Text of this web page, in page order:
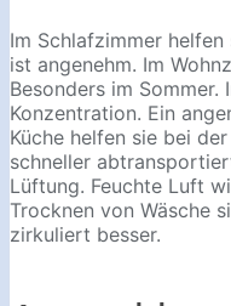
Im Schlafzimmer
ist angenehm. Im
Besonders im Sommer.
Konzentration. Ein
Küche helfen sie bei
schneller
Lüftung. Feuchte Luft
Trocknen von Wäsche
zirkuliert besser.